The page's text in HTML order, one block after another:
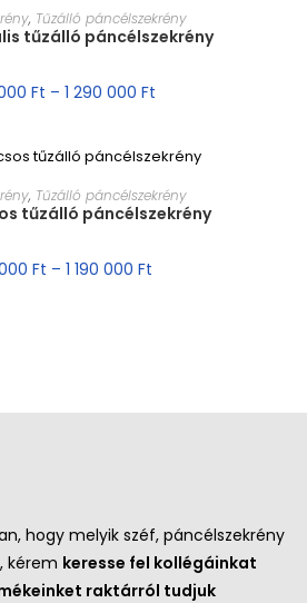
VÁLASZTÁSA
, Tűzálló páncélszekrény
tűzálló páncélszekrény
Ft – 1 290 000 Ft
VÁLASZTÁSA
, Tűzálló páncélszekrény
tűzálló páncélszekrény
Ft – 1 190 000 Ft
hogy melyik széf, páncélszekrény
kérem keresse fel kollégáinkat
raktárról tudjuk